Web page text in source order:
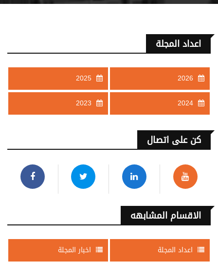
اعداد المجلة
2026
2025
2024
2023
كن على اتصال
الاقسام المشابهه